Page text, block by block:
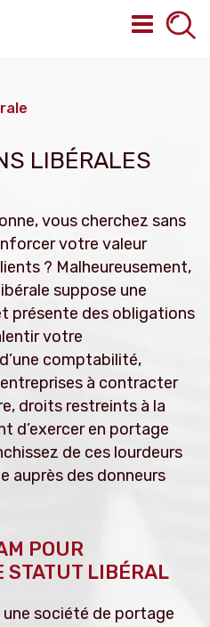
LIBÉRALES
vous cherchez sans
votre valeur
? Malheureusement,
suppose une
présente des obligations
votre
comptabilité,
à contracter
droits restreints à la
d’exercer en portage
de ces lourdeurs
auprès des donneurs
POUR
STATUT LIBÉRAL
société de portage